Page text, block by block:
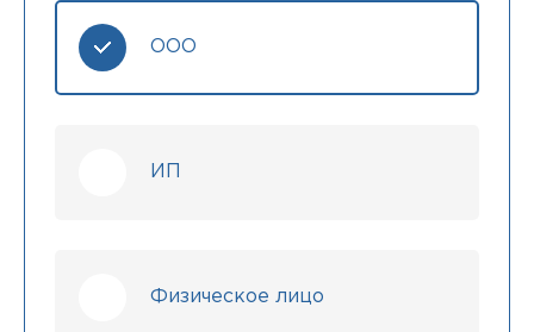
ООО
ИП
Физическое лицо